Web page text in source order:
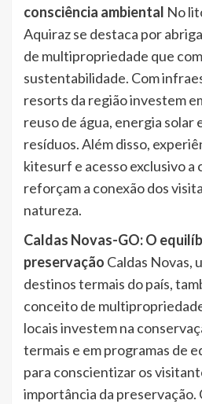
consciência ambiental No
Aquiraz se destaca por
de multipropriedade que
sustentabilidade. Com
resorts da região investem
reuso de água, energia
resíduos. Além disso,
kitesurf e acesso exclusivo a
reforçam a conexão dos
natureza.
Caldas Novas-GO: O
preservação Caldas Novas,
destinos termais do país,
conceito de
locais investem na
termais e em programas de
para conscientizar os
importância da preservação.